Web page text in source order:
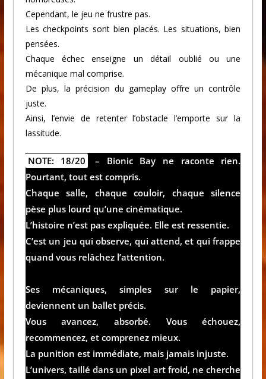
Cependant, le jeu ne frustre pas.
Les checkpoints sont bien placés. Les situations, bien
pensées.
Chaque échec enseigne un détail oublié ou une
mécanique mal comprise.
De plus, la précision du gameplay offre un contrôle
juste.
Ainsi, l’envie de retenter l’obstacle l’emporte sur la
lassitude.
NOTE: 18/20 – Bionic Bay ne raconte rien.
Pourtant, tout est compris.
Chaque salle, chaque couloir, chaque silence
pèse plus lourd qu’une cinématique.
L’histoire n’est pas expliquée. Elle est ressentie.
C’est un jeu qui observe, qui attend, et qui frappe
quand vous relâchez l’attention.
Ses mécaniques, simples sur le papier,
deviennent un ballet précis.
Vous avancez, absorbé. Vous échouez,
recommencez, et comprenez mieux.
La punition est immédiate, mais jamais injuste.
L’univers, taillé dans un pixel art froid, ne cherche